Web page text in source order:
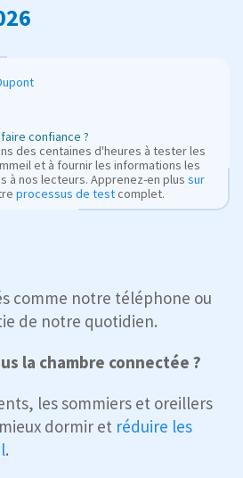
confiance ?
des centaines d'heures à tester les
et à fournir les informations les
à nos lecteurs. Apprenez-en plus sur
processus de testcomplet.
comme notre téléphone ou
de notre quotidien.
la chambre connectée ?
les sommiers et oreillers
dormir et réduire les
.